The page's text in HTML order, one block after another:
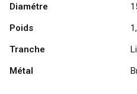
Diamétre
Poids
Tranche
Métal